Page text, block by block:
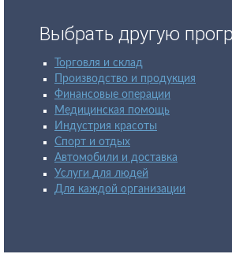
Выбрать другую
Торговля и склад
Производство и продукция
Финансовые операции
Медицинская помощь
Индустрия красоты
Спорт и отдых
Автомобили и доставка
Услуги для людей
Для каждой организации